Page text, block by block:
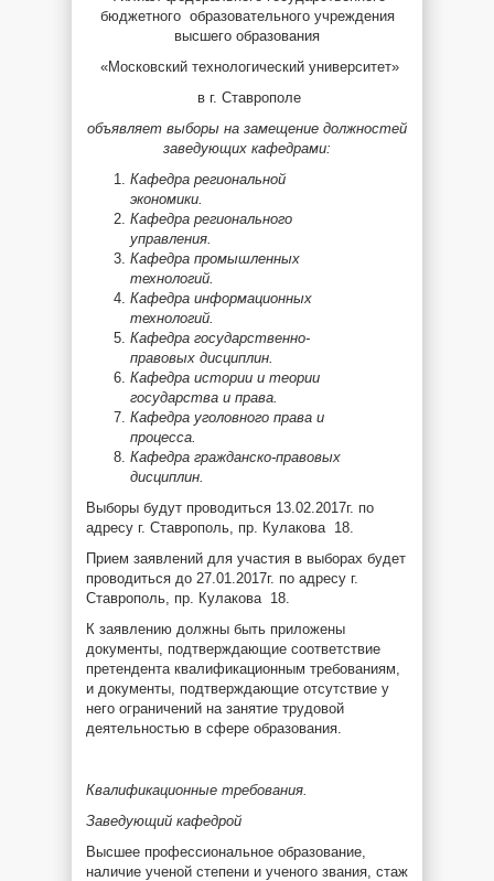
бюджетного образовательного учреждения
высшего образования
«Московский технологический университет»
в г. Ставрополе
объявляет выборы на замещение должностей
заведующих кафедрами:
Кафедра региональной
экономики.
Кафедра регионального
управления.
Кафедра промышленных
технологий.
Кафедра информационных
технологий.
Кафедра государственно-
правовых дисциплин.
Кафедра истории и теории
государства и права.
Кафедра уголовного права и
процесса.
Кафедра гражданско-правовых
дисциплин.
Выборы будут проводиться 13.02.2017г. по
адресу г. Ставрополь, пр. Кулакова 18.
Прием заявлений для участия в выборах будет
проводиться до 27.01.2017г. по адресу г.
Ставрополь, пр. Кулакова 18.
К заявлению должны быть приложены
документы, подтверждающие соответствие
претендента квалификационным требованиям,
и документы, подтверждающие отсутствие у
него ограничений на занятие трудовой
деятельностью в сфере образования.
Квалификационные требования.
Заведующий кафедрой
Высшее профессиональное образование,
наличие ученой степени и ученого звания, стаж